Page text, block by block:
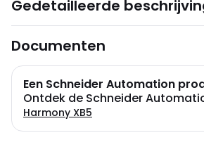
Gedetailleerde
Documenten
Een Schneider Automation
Ontdek de Schneider
Harmony XB5